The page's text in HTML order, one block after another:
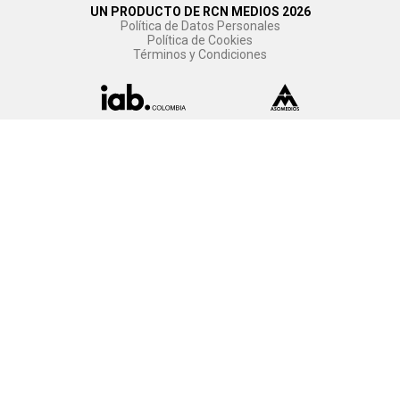
UN PRODUCTO DE RCN MEDIOS 2026
Política de Datos Personales
Política de Cookies
Términos y Condiciones